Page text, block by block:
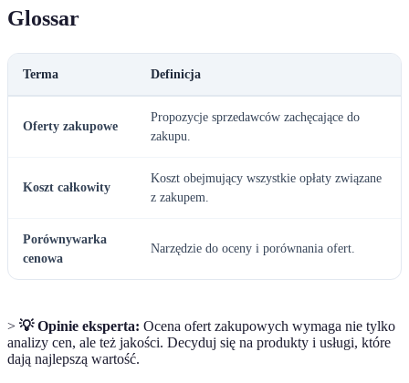
Glossar
Terma Definicja
Oferty zakupowe
Propozycje sprzedawców zachęcające do
zakupu.
Koszt całkowity
Koszt obejmujący wszystkie opłaty związane
z zakupem.
Porównywarka
cenowa
Narzędzie do oceny i porównania ofert.
> 💡 Opinie eksperta: Ocena ofert zakupowych wymaga nie tylko
analizy cen, ale też jakości. Decyduj się na produkty i usługi, które
dają najlepszą wartość.